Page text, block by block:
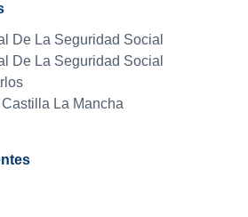
De La Seguridad Social
De La Seguridad Social
La Mancha